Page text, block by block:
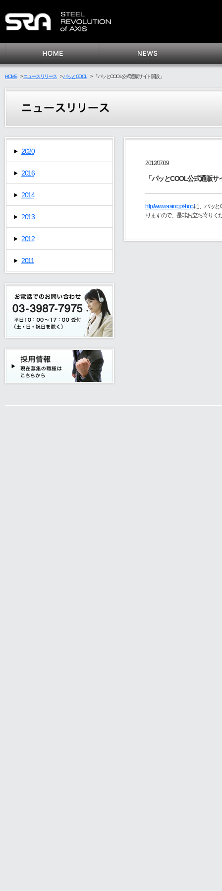
HOME >ニュースリリース >パッとCOOL > 「パッとCOOL公式通販サイト開設」
2012/07/09
「パッとCOOL公式通販サ
http://www.srainc.jp/shop/に、パッと
りますので、是非お立ち寄りく
2020
2016
2014
2013
2012
2011